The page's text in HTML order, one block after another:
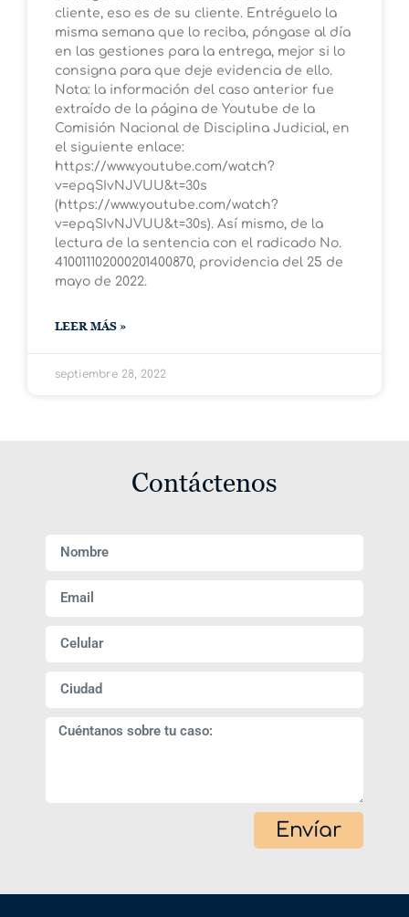
cliente, eso es de su cliente. Entréguelo la
misma semana que lo reciba, póngase al día
en las gestiones para la entrega, mejor si lo
consigna para que deje evidencia de ello.
Nota: la información del caso anterior fue
extraído de la página de Youtube de la
Comisión Nacional de Disciplina Judicial, en
el siguiente enlace:
https://www.youtube.com/watch?
v=epqSIvNJVUU&t=30s
(https://www.youtube.com/watch?
v=epqSIvNJVUU&t=30s). Así mismo, de la
lectura de la sentencia con el radicado No.
410011102000201400870, providencia del 25 de
mayo de 2022.
LEER MÁS »
septiembre 28, 2022
Contáctenos
Envíar